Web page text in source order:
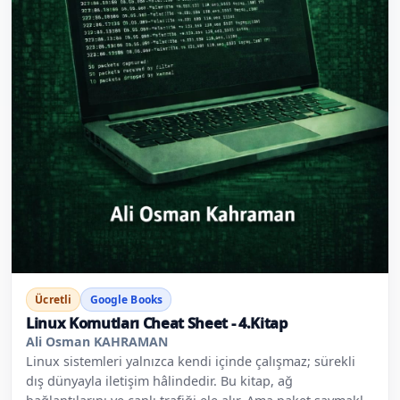
Ücretli Google Books
Linux Komutları Cheat Sheet - 4.Kitap
Ali Osman KAHRAMAN
Linux sistemleri yalnızca kendi içinde çalışmaz; sürekli
dış dünyayla iletişim hâlindedir. Bu kitap, ağ